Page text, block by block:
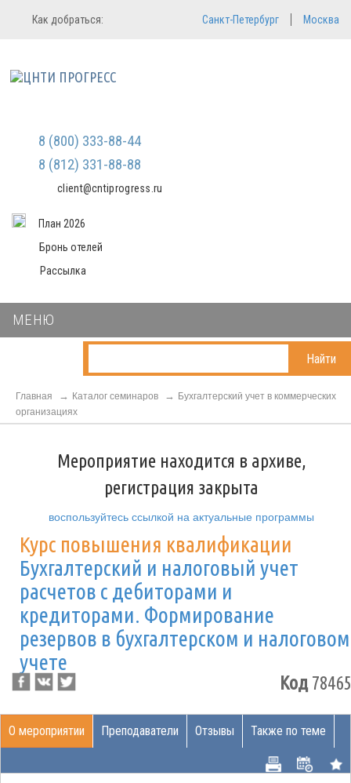
Регистрация
Мы не передаем ваши данные
третьим лицам и не рассылаем
Вход в систему
Как добраться: Санкт-Петербург Москва
8 (800) 333-88-44
8 (812) 331-88-88
client@cntiprogress.ru
План 2026
Бронь отелей
Рассылка
МЕНЮ
Найти
Главная Каталог семинаров
Бухгалтерский учет в коммерческих
организациях
Мероприятие находится в архиве,
регистрация закрыта
воспользуйтесь ссылкой на актуальные программы
Курс повышения квалификации
Бухгалтерский и налоговый учет
расчетов с дебиторами и
кредиторами. Формирование
резервов в бухгалтерском и налоговом
учете
Код78465
О мероприятии Преподаватели Отзывы Также по теме